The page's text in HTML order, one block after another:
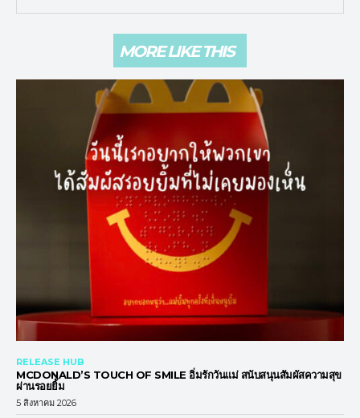
MORE LIKE THIS
RELEASE HUB
MCDONALD’S TOUCH OF SMILE อิ่มรักวันแม่ สนับสนุนสัมผัสความสุข
ผ่านรอยยิ้ม
5 สิงหาคม 2026